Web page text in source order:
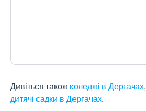
Дивіться також коледжі в Дергачах,
дитячі садки в Дергачах.